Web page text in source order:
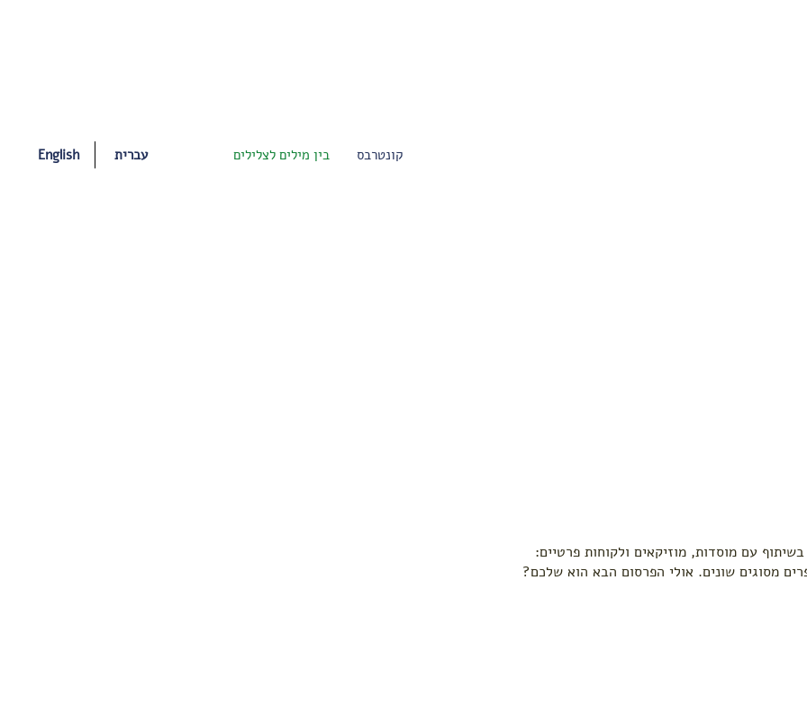
בין מילים לצלילים קונטרבס English עברית
עם מוסדות, מוזיקאים ולקוחות פרטיים:
מסוגים שונים. אולי הפרסום הבא הוא שלכם?